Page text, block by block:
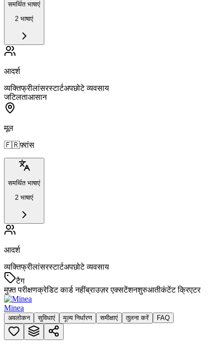
समर्थित भाषाएं
2 भाषाएं
आदर्श
व्यक्तिफ्रीलांसरस्टार्टअपछोटे व्यवसाय
जटिलताआसान
मूल
🇫🇷फ़्रांस
समर्थित भाषाएं
2 भाषाएं
आदर्श
व्यक्तिफ्रीलांसरस्टार्टअपछोटे व्यवसाय
टैग
मुफ़्त परीक्षणक्रेडिट कार्ड नहींब्राउज़र एक्सटेंशनशुरुआतीकंटेंट क्रिएटर
Minea
अवलोकन सुविधाएं मूल्य निर्धारण समीक्षाएं तुलना करें FAQ